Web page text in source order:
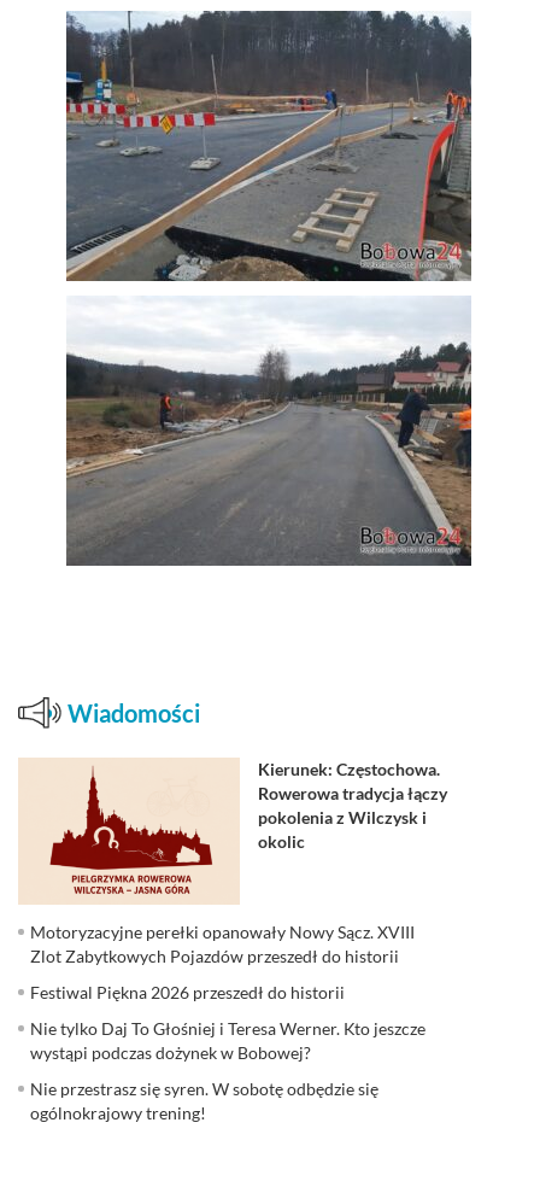
Wiadomości
Kierunek: Częstochowa.
Rowerowa tradycja łączy
pokolenia z Wilczysk i
okolic
Motoryzacyjne perełki opanowały Nowy Sącz. XVIII
Zlot Zabytkowych Pojazdów przeszedł do historii
Festiwal Piękna 2026 przeszedł do historii
Nie tylko Daj To Głośniej i Teresa Werner. Kto jeszcze
wystąpi podczas dożynek w Bobowej?
Nie przestrasz się syren. W sobotę odbędzie się
ogólnokrajowy trening!